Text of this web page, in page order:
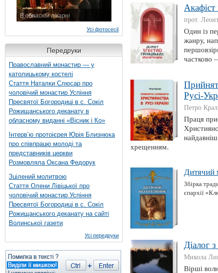
В обласній лікарні
Усі фотосесії
Передруки
Православний монастир — у
католицькому костелі
Стаття Наталки Слюсар про
чоловічий монастир Успіння
Пресвятої Богородиці в с. Сокіл
Рожищанського деканату в
обласному виданні «Вісник і Ко»
Інтерв’ю протоієрея Юрія Близнюка
про співпрацю молоді та
представників церкви
Розмовляла Оксана Федорук
Зцілений молитвою
Стаття Олени Лівіцької про
чоловічий монастир Успіння
Пресвятої Богородиці в с. Сокіл
Рожищанського деканату на сайті
Волинської газети
Усі передруки
прот.
Один із
жанру,
частково
Русі-
Петро
Праця
хрещенням.
Дитячий
Збірка
єпархії
Діалог
Микола
Вірші